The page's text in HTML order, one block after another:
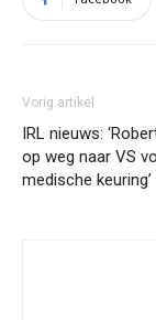
Vorig artikel
IRL nieuws:
op weg naar VS
medische keuring’